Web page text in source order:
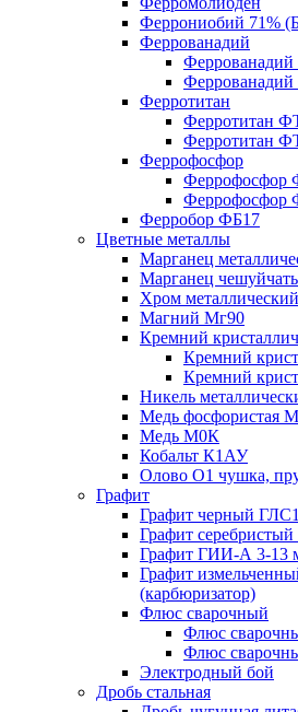
Феррониобий 71%
Феррованадий
Ферротитан
Ферротитан
Ферротитан
Феррофосфор
Феррофосфор
Феррофосфор
Ферробор ФБ17
Цветные металлы
Марганец
Марганец
Хром
Магний Мг90
Кремний
Кремний
Кремний
Никель
Медь фосфористая
Медь М0К
Кобальт К1АУ
Олово О1 чушка,
Графит
Графит черный ГЛС1
Графит серебристый
Графит ГИИ-А 3-13
Графит
(карбюризатор)
Флюс сварочный
Флюс
Флюс
Электродный бой
Дробь стальная